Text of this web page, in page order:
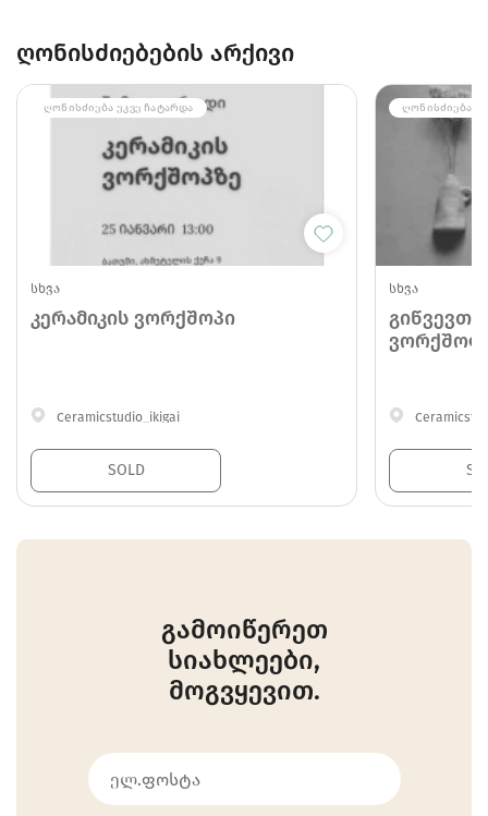
ღონისძიებების არქივი
ᲦᲝᲜᲘᲡᲫᲘᲔᲑᲐ ᲣᲙᲕᲔ ᲩᲐᲢᲐᲠᲓᲐ
სხვა
კერამიკის ვორქშოპი
Ceramicstudio_ikigai
SOLD
ᲦᲝᲜᲘᲡᲫᲘᲔᲑᲐ
სხვა
გიწვევთ
გამოიწერეთ
სიახლეები,
მოგვყევით.